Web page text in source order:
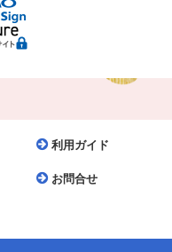
す。
らしいしぐさ、たくまし
卒園記念写真販売会】お
写真販売会開始です
利用ガイド
お問合せ